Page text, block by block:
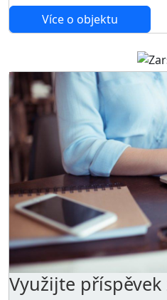
Více o objektu
Využijte příspěvek